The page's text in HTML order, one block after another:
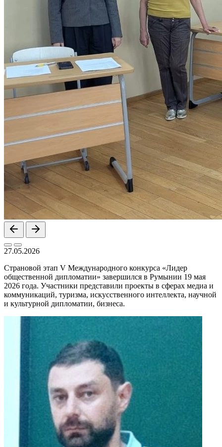
27.05.2026
Страновой этап V Международного конкурса «Лидер
общественной дипломатии» завершился в Румынии 19 мая
2026 года. Участники представили проекты в сферах медиа и
коммуникаций, туризма, искусственного интеллекта, научной
и культурной дипломатии, бизнеса.